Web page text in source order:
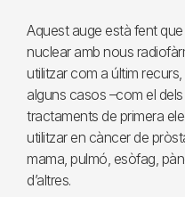
Aquest auge està fent
nuclear amb nous
utilitzar com a últim
alguns casos –com el
tractaments de primera
utilitzar en càncer de
mama, pulmó, esòfag,
d’altres.